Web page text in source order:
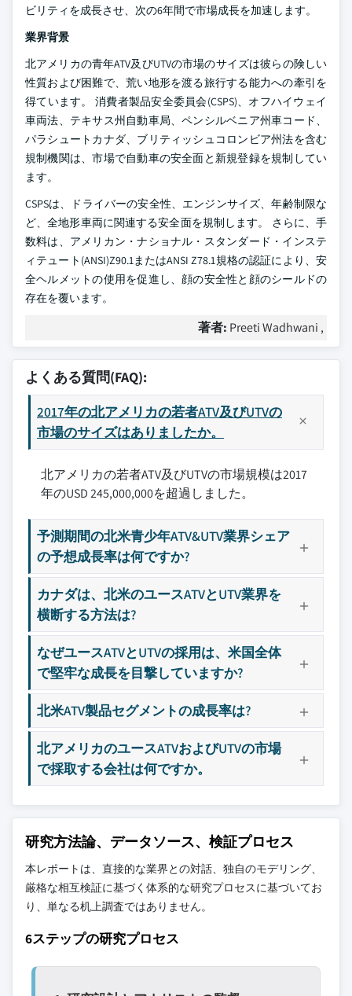
ビリティを成長させ、次の6年間で市場成長を加速します。
業界背景
北アメリカの青年ATV及びUTVの市場のサイズは彼らの険しい
性質および困難で、荒い地形を渡る旅行する能力への牽引を
得ています。 消費者製品安全委員会(CSPS)、オフハイウェイ
車両法、テキサス州自動車局、ペンシルベニア州車コード、
パラシュートカナダ、ブリティッシュコロンビア州法を含む
規制機関は、市場で自動車の安全面と新規登録を規制してい
ます。
CSPSは、ドライバーの安全性、エンジンサイズ、年齢制限な
ど、全地形車両に関連する安全面を規制します。 さらに、手
数料は、アメリカン・ナショナル・スタンダード・インステ
ィテュート(ANSI)Z90.1またはANSI Z78.1規格の認証により、安
全ヘルメットの使用を促進し、顔の安全性と顔のシールドの
存在を覆います。
著者: Preeti Wadhwani ,
よくある質問(FAQ):
2017年の北アメリカの若者ATV及びUTVの
市場のサイズはありましたか。
北アメリカの若者ATV及びUTVの市場規模は2017
年のUSD 245,000,000を超過しました。
予測期間の北米青少年ATV&UTV業界シェア
の予想成長率は何ですか?
カナダは、北米のユースATVとUTV業界を
横断する方法は?
なぜユースATVとUTVの採用は、米国全体
で堅牢な成長を目撃していますか?
北米ATV製品セグメントの成長率は?
北アメリカのユースATVおよびUTVの市場
で採取する会社は何ですか。
研究方法論、データソース、検証プロセス
本レポートは、直接的な業界との対話、独自のモデリング、
厳格な相互検証に基づく体系的な研究プロセスに基づいてお
り、単なる机上調査ではありません。
6ステップの研究プロセス